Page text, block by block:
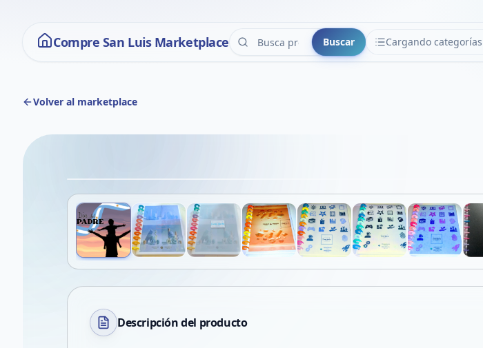
Compre San Luis Marketplace Buscar Cargando categorías
CATEGORÍAS
Volver al marketplace
Descripción del producto